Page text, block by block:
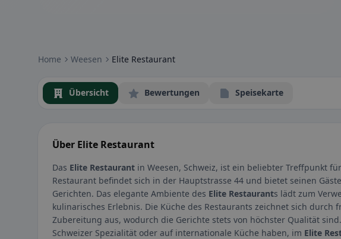
Home Weesen Elite Restaurant
Übersicht Bewertungen Speisekarte
Über Elite Restaurant
Das Elite Restaurant in Weesen, Schweiz, ist ein beliebter Treffpunkt
Restaurant befindet sich in der Hauptstrasse 44 und bietet seinen
Gerichten. Das elegante Ambiente des Elite Restaurants lädt zum
kulinarisches Erlebnis. Die Küche des Restaurants zeichnet sich durch
Zubereitung aus, wodurch die Gerichte stets von höchster Qualität
Schweizer Spezialität oder auf internationale Küche haben, im Elite